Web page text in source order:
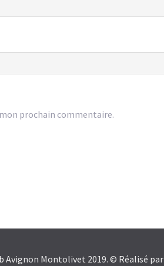
prochain commentaire.
Avignon Montolivet 2019. © Réalisé par